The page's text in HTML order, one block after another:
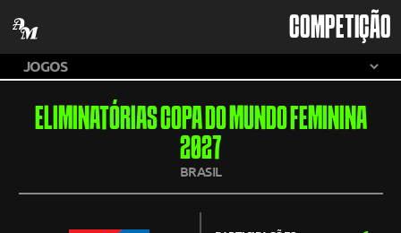
COMPETIÇÃO
ELIMINATÓRIAS COPA DO MUNDO FEMININA
2027
BRASIL